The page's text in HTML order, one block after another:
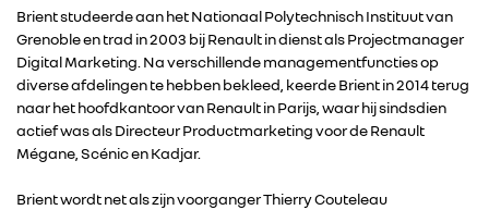
Brient studeerde aan het Nationaal Polytechnisch Instituut van
Grenoble en trad in 2003 bij Renault in dienst als Projectmanager
Digital Marketing. Na verschillende managementfuncties op
diverse afdelingen te hebben bekleed, keerde Brient in 2014 terug
naar het hoofdkantoor van Renault in Parijs, waar hij sindsdien
actief was als Directeur Productmarketing voor de Renault
Mégane, Scénic en Kadjar.
Brient wordt net als zijn voorganger Thierry Couteleau